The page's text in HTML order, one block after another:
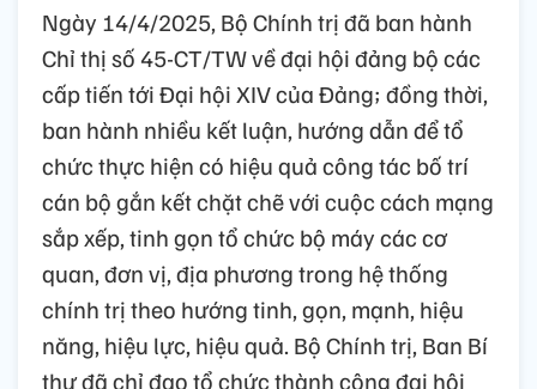
Ngày 14/4/2025, Bộ Chính trị đã ban hành
Chỉ thị số 45-CT/TW về đại hội đảng bộ các
cấp tiến tới Đại hội XIV của Đảng; đồng thời,
ban hành nhiều kết luận, hướng dẫn để tổ
chức thực hiện có hiệu quả công tác bố trí
cán bộ gắn kết chặt chẽ với cuộc cách mạng
sắp xếp, tinh gọn tổ chức bộ máy các cơ
quan, đơn vị, địa phương trong hệ thống
chính trị theo hướng tinh, gọn, mạnh, hiệu
năng, hiệu lực, hiệu quả. Bộ Chính trị, Ban Bí
thư đã chỉ đạo tổ chức thành công đại hội